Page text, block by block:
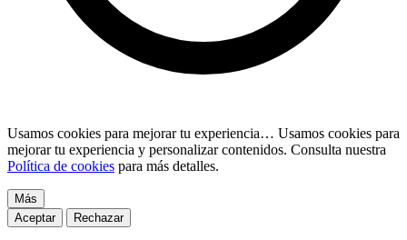
Usamos cookies para mejorar tu experiencia… Usamos cookies para
mejorar tu experiencia y personalizar contenidos. Consulta nuestra
Política de cookies para más detalles.
Más
Aceptar
Rechazar